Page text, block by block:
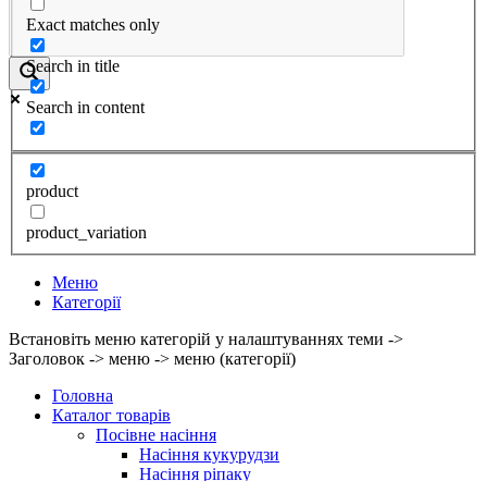
Exact matches only
Search in title
Search in content
product
product_variation
Меню
Категорії
Встановіть меню категорій у налаштуваннях теми ->
Заголовок -> меню -> меню (категорії)
Головна
Каталог товарів
Посівне насіння
Насіння кукурудзи
Насіння ріпаку